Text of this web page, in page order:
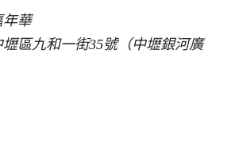
年華
區九和一街35號（中壢銀河廣